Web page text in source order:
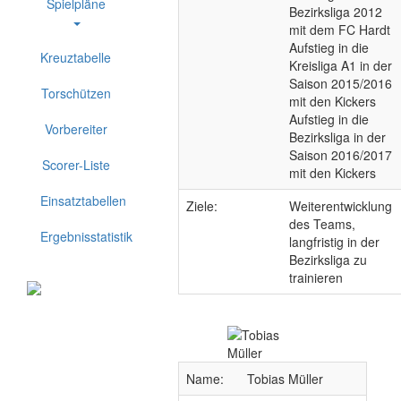
Spielpläne
Kreuztabelle
Torschützen
Vorbereiter
Scorer-Liste
Einsatztabellen
Ergebnisstatistik
Bezirksliga 2012
mit dem FC Hardt
Aufstieg in die
Kreisliga A1 in der
Saison 2015/2016
mit den Kickers
Aufstieg in die
Bezirksliga in der
Saison 2016/2017
mit den Kickers
Ziele:
Weiterentwicklung
des Teams,
langfristig in der
Bezirksliga zu
trainieren
Name: Tobias Müller